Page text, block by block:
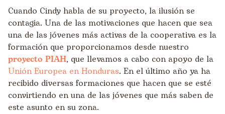
Cuando Cindy habla de su proyecto, la ilusión se
contagia. Una de las motivaciones que hacen que sea
una de las jóvenes más activas de la cooperativa es la
formación que proporcionamos desde nuestro
proyecto PIAH, que llevamos a cabo con apoyo de la
Unión Europea en Honduras. En el último año ya ha
recibido diversas formaciones que hacen que se esté
convirtiendo en una de las jóvenes que más saben de
este asunto en su zona.